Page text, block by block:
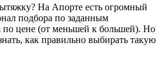
На Апорте есть огромный
подбора по заданным
по цене (от меньшей к большей). Но
как правильно выбирать такую